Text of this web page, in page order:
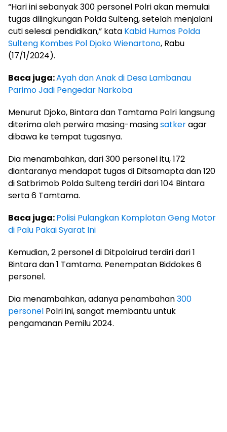
“Hari ini sebanyak 300 personel Polri akan memulai
tugas dilingkungan Polda Sulteng, setelah menjalani
cuti selesai pendidikan,” kata Kabid Humas Polda
Sulteng Kombes Pol Djoko Wienartono, Rabu
(17/1/2024).
Baca juga:Ayah dan Anak di Desa Lambanau
Parimo Jadi Pengedar Narkoba
Menurut Djoko, Bintara dan Tamtama Polri langsung
diterima oleh perwira masing-masingsatkeragar
dibawa ke tempat tugasnya.
Dia menambahkan, dari 300 personel itu, 172
diantaranya mendapat tugas di Ditsamapta dan 120
di Satbrimob Polda Sulteng terdiri dari 104 Bintara
serta 6 Tamtama.
Baca juga:Polisi Pulangkan Komplotan Geng Motor
di Palu Pakai Syarat Ini
Kemudian, 2 personel di Ditpolairud terdiri dari 1
Bintara dan 1 Tamtama. Penempatan Biddokes 6
personel.
Dia menambahkan, adanya penambahan300
personel Polri ini, sangat membantu untuk
pengamanan Pemilu 2024.